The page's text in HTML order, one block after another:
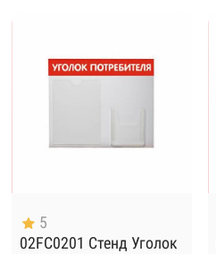
5
02FC0201 Стенд Уголок